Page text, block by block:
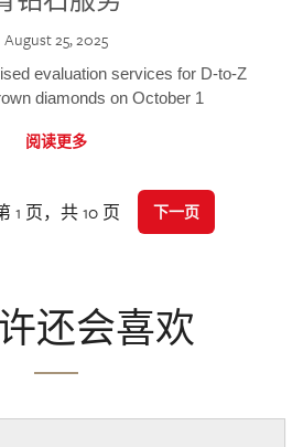
August 25, 2025
evaluation services for D-to-Z
diamonds on October 1
阅读更多
1 页，共 10 页 下一页
还会喜欢